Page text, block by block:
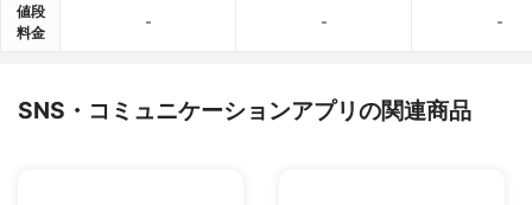
値段
料金
- - -
SNS・コミュニケーションアプリの関連商品